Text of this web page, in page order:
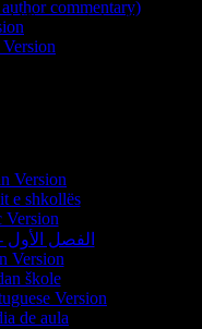
commentary)
e shkollës
الفصل الأول
škole
de aula
is a registered